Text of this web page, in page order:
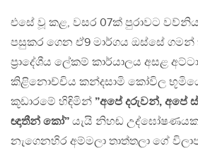
එසේ වූ කළ, වසර 07ක් පුරාවට
පසුකර ගෙන ඒ9 මාර්ගය ඔස්සේ ගමන්
ප්‍රාදේශීය ලේකම් කාර්යාලය අසළ
කිළිනොච්චිය කන්දසාමි කෝවිල භූමියේ
කූඩාරමේ හිඳිමින් ”අපේ දරුවන්, අපේ
ඥාතීන් කෝ” යැයි නිහඬ
නැගෙනහිර අම්මලා තාත්තලා ගේ